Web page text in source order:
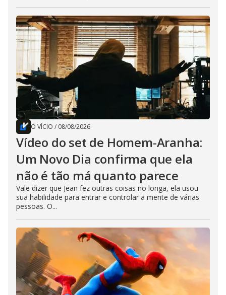
O VÍCIO / 08/08/2026
Vídeo do set de Homem-Aranha:
Um Novo Dia confirma que ela
não é tão má quanto parece
Vale dizer que Jean fez outras coisas no longa, ela usou
sua habilidade para entrar e controlar a mente de várias
pessoas. O...